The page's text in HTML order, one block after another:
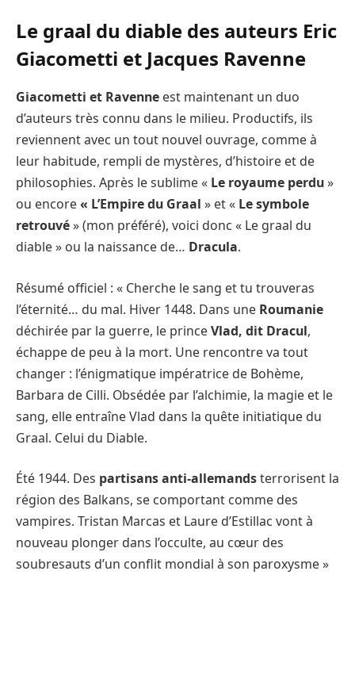
Le graal du diable des auteurs Eric
Giacometti et Jacques Ravenne
Giacometti et Ravenne est maintenant un duo
d’auteurs très connu dans le milieu. Productifs, ils
reviennent avec un tout nouvel ouvrage, comme à
leur habitude, rempli de mystères, d’histoire et de
philosophies. Après le sublime « Le royaume perdu»
ou encore« L’Empire du Graal » et « Le symbole
retrouvé» (mon préféré), voici donc « Le graal du
diable » ou la naissance de… Dracula.
Résumé officiel : « Cherche le sang et tu trouveras
l’éternité… du mal. Hiver 1448. Dans une Roumanie
déchirée par la guerre, le princeVlad, dit Dracul,
échappe de peu à la mort. Une rencontre va tout
changer : l’énigmatique impératrice de Bohème,
Barbara de Cilli. Obsédée par l’alchimie, la magie et le
sang, elle entraîne Vlad dans la quête initiatique du
Graal. Celui du Diable.
Été 1944. Des partisans anti-allemandsterrorisent la
région des Balkans, se comportant comme des
vampires. Tristan Marcas et Laure d’Estillac vont à
nouveau plonger dans l’occulte, au cœur des
soubresauts d’un conflit mondial à son paroxysme »